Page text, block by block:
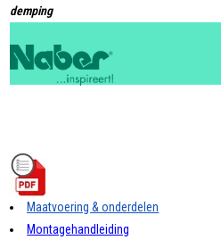
demping
Maatvoering & onderdelen
Montagehandleiding